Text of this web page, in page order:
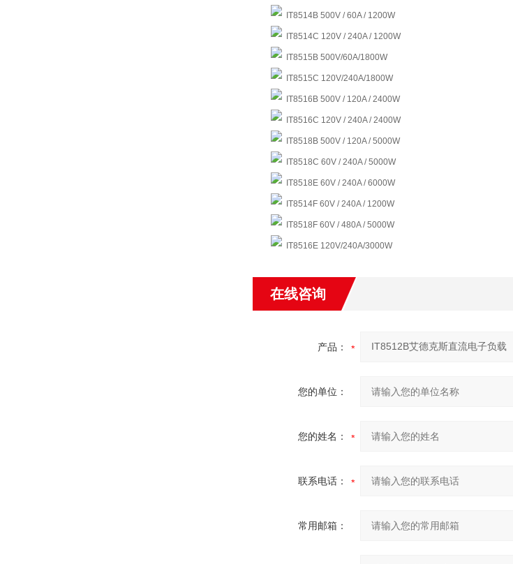
IT8514B 500V / 60A / 1200W
IT8514C 120V / 240A / 1200W
IT8515B 500V/60A/1800W
IT8515C 120V/240A/1800W
IT8516B 500V / 120A / 2400W
IT8516C 120V / 240A / 2400W
IT8518B 500V / 120A / 5000W
IT8518C 60V / 240A / 5000W
IT8518E 60V / 240A / 6000W
IT8514F 60V / 240A / 1200W
IT8518F 60V / 480A / 5000W
IT8516E 120V/240A/3000W
在线咨询
产品：
您的单位：
您的姓名：
联系电话：
常用邮箱：